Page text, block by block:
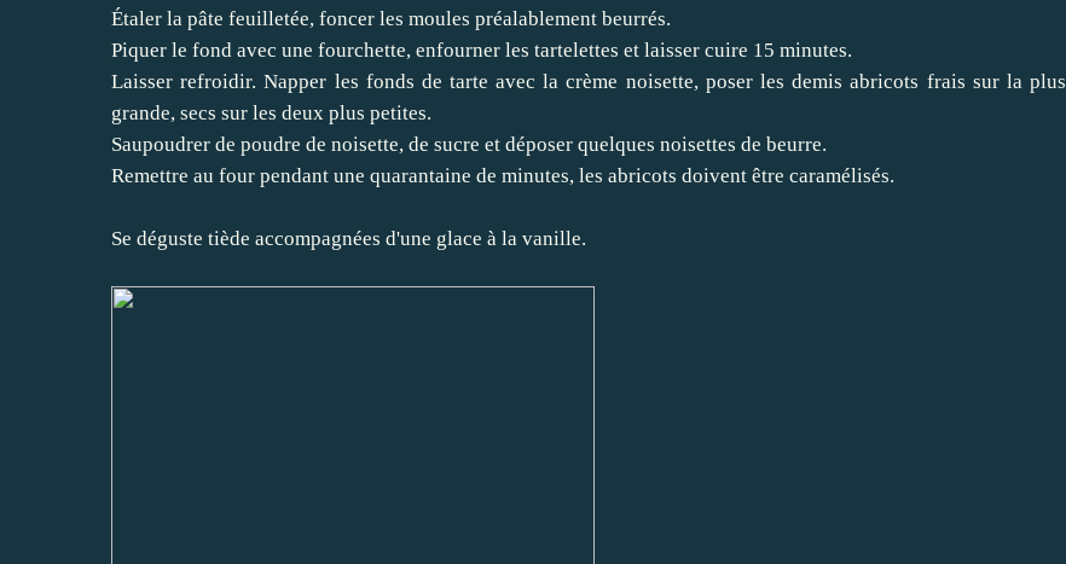
Étaler la pâte feuilletée, foncer les moules préalablement beurrés.
Piquer le fond avec une fourchette, enfourner les tartelettes et laisser cuire 15 minutes.
Laisser refroidir. Napper les fonds de tarte avec la crème noisette, poser les demis abricots frais sur la plus
grande, secs sur les deux plus petites.
Saupoudrer de poudre de noisette, de sucre et déposer quelques noisettes de beurre.
Remettre au four pendant une quarantaine de minutes, les abricots doivent être caramélisés.
Se déguste tiède accompagnées d'une glace à la vanille.